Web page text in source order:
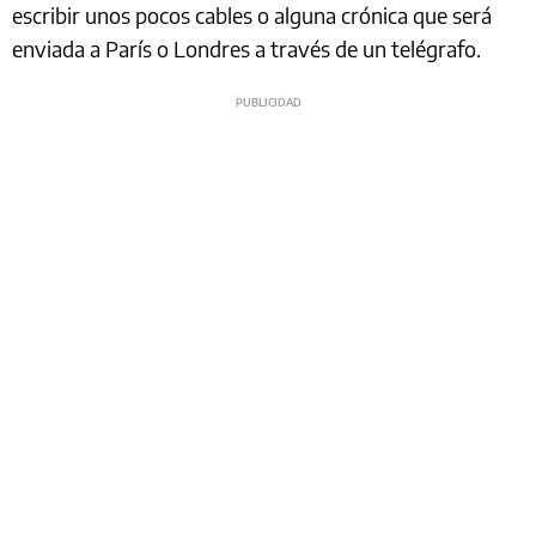
escribir unos pocos cables o alguna crónica que será
enviada a París o Londres a través de un telégrafo.